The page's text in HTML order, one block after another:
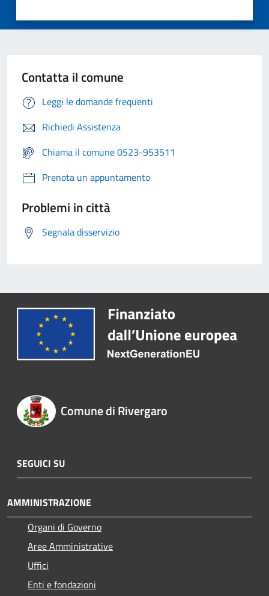
Contatta il comune
Leggi le domande frequenti
Richiedi Assistenza
Chiama il comune 0523-953511
Prenota un appuntamento
Problemi in città
Segnala disservizio
Comune di Rivergaro
SEGUICI SU
AMMINISTRAZIONE
Organi di Governo
Aree Amministrative
Uffici
Enti e fondazioni